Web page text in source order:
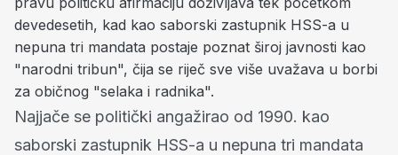
devedesetih, kad kao saborski zastupnik HSS-a u
nepuna tri mandata postaje poznat široj javnosti kao
"narodni tribun", čija se riječ sve više uvažava u borbi
za običnog "selaka i radnika".
Najjače se politički angažirao od 1990. kao
saborski zastupnik HSS-a u nepuna tri mandata